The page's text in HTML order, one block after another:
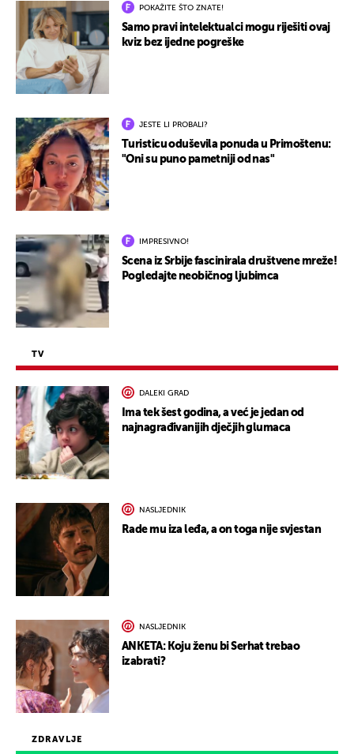
ZDRAVLJE
POKAŽITE ŠTO ZNATE!
Samo pravi intelektualci mogu riješiti ovaj
kviz bez ijedne pogreške
JESTE LI PROBALI?
Turisticu oduševila ponuda u Primoštenu:
"Oni su puno pametniji od nas"
IMPRESIVNO!
Scena iz Srbije fascinirala društvene mreže!
Pogledajte neobičnog ljubimca
TV
DALEKI GRAD
Ima tek šest godina, a već je jedan od
najnagrađivanijih dječjih glumaca
NASLJEDNIK
Rade mu iza leđa, a on toga nije svjestan
NASLJEDNIK
ANKETA: Koju ženu bi Serhat trebao
izabrati?